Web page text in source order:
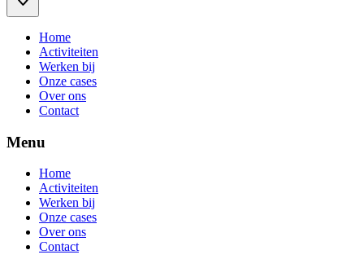
Home
Activiteiten
Werken bij
Onze cases
Over ons
Contact
Menu
Home
Activiteiten
Werken bij
Onze cases
Over ons
Contact